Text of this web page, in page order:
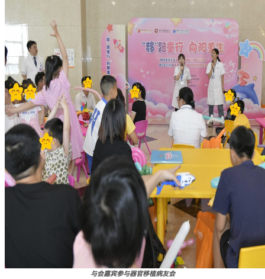
与会嘉宾参与器官移植病友会